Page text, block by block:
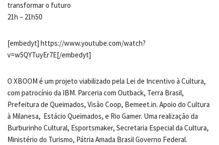
transformar o futuro
21h – 21h50
[embedyt] https://www.youtube.com/watch?
v=w5QYTuyEr7E[/embedyt]
O XBOOM é um projeto viabilizado pela Lei de Incentivo à Cultura,
com patrocínio da IBM. Parceria com Outback, Terra Brasil,
Prefeitura de Queimados, Visão Coop, Bemeet.in. Apoio do Cultura
à Milanesa, Estácio Queimados, e Rio Gamer. Uma realização da
Burburinho Cultural, Esportsmaker, Secretaria Especial da Cultura,
Ministério do Turismo, Pátria Amada Brasil Governo Federal.